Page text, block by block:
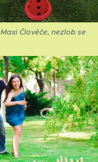
Maxi Člověče, nezlob se